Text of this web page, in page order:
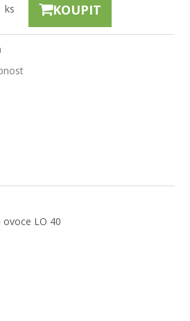
ks KOUPIT
ovoce LO 40